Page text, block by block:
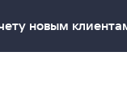
новым